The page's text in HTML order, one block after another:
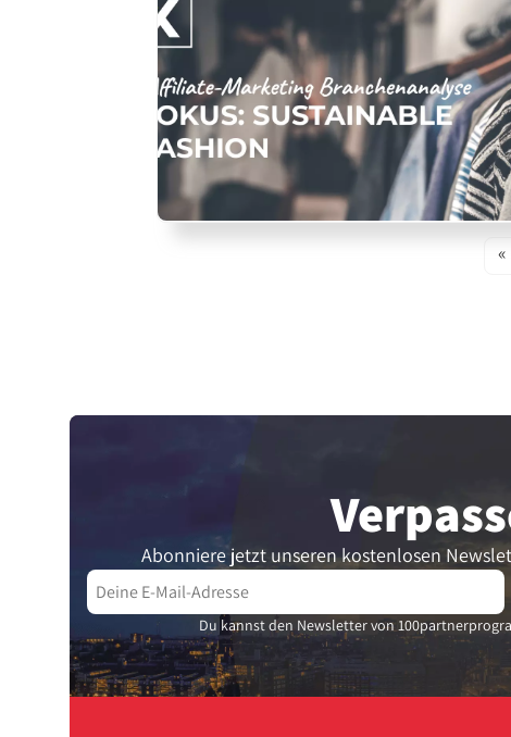
«
Abonniere jetzt unseren kostenlosen
Du kannst den Newsletter von